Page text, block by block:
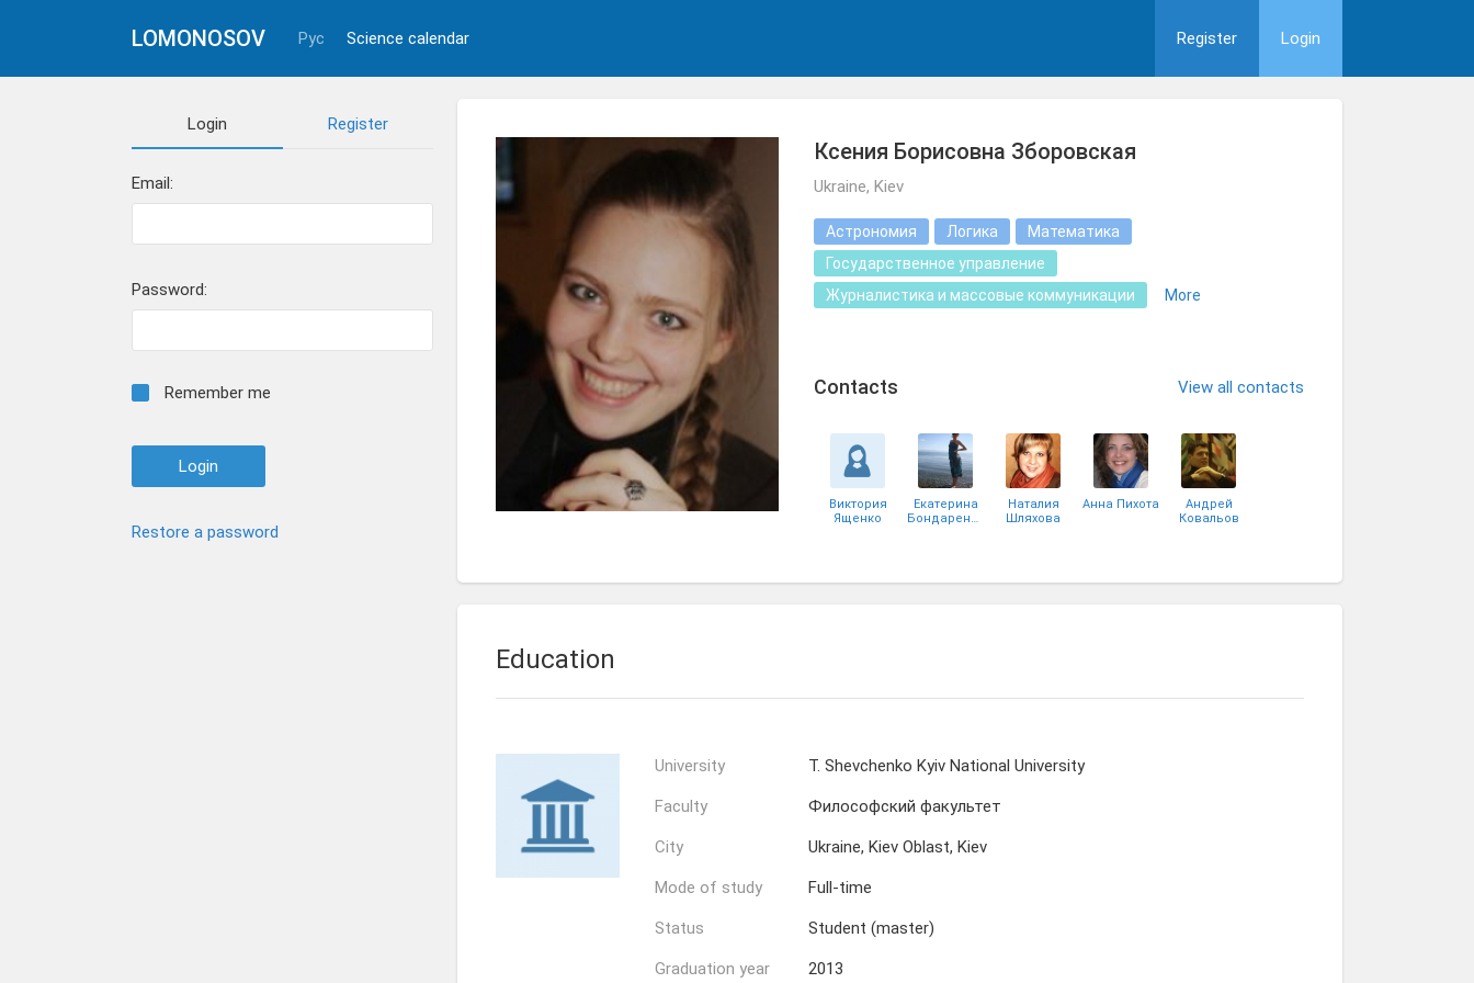
LOMONOSOV Рус Science calendar Register Login
Login Register
Email:
Password:
Remember me
Restore a password
Ксения Борисовна Зборовская
Ukraine, Kiev
Астрономия Логика
Математика
Государственное управление
Журналистика и массовые коммуникации
More
Сontacts View all contacts
Виктория
Ященко
Екатерина
Бондаренко
Наталия
Шляхова
Анна Пихота
Андрей
Ковальов
Education
University T. Shevchenko Kyiv National University
Faculty Философский факультет
City Ukraine, Kiev Oblast, Kiev
Mode of study Full-time
Status Student (master)
Graduation year 2013